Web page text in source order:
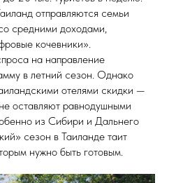
отправляются семьи
средними доходами,
кочевники».
на направление
в летний сезон. Однако
отелями скидки —
оставляют равнодушными
из Сибири и Дальнего
сезон в Таиланде таит
нужно быть готовым.